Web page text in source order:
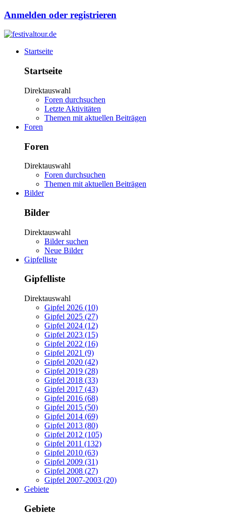
Anmelden oder registrieren
Startseite
Startseite
Direktauswahl
Foren durchsuchen
Letzte Aktivitäten
Themen mit aktuellen Beiträgen
Foren
Foren
Direktauswahl
Foren durchsuchen
Themen mit aktuellen Beiträgen
Bilder
Bilder
Direktauswahl
Bilder suchen
Neue Bilder
Gipfelliste
Gipfelliste
Direktauswahl
Gipfel 2026 (10)
Gipfel 2025 (27)
Gipfel 2024 (12)
Gipfel 2023 (15)
Gipfel 2022 (16)
Gipfel 2021 (9)
Gipfel 2020 (42)
Gipfel 2019 (28)
Gipfel 2018 (33)
Gipfel 2017 (43)
Gipfel 2016 (68)
Gipfel 2015 (50)
Gipfel 2014 (69)
Gipfel 2013 (80)
Gipfel 2012 (105)
Gipfel 2011 (132)
Gipfel 2010 (63)
Gipfel 2009 (31)
Gipfel 2008 (27)
Gipfel 2007-2003 (20)
Gebiete
Gebiete